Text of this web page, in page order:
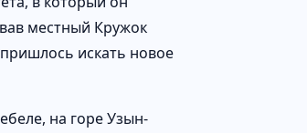
местный Кружок
искать новое
на горе Узын-